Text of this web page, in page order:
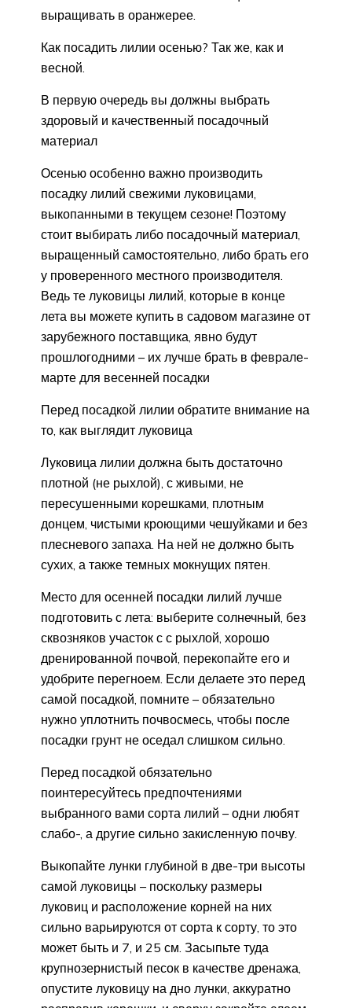
выращивать в оранжерее.
Как посадить лилии осенью? Так же, как и
весной.
В первую очередь вы должны выбрать
здоровый и качественный посадочный
материал
Осенью особенно важно производить
посадку лилий свежими луковицами,
выкопанными в текущем сезоне! Поэтому
стоит выбирать либо посадочный материал,
выращенный самостоятельно, либо брать его
у проверенного местного производителя.
Ведь те луковицы лилий, которые в конце
лета вы можете купить в садовом магазине от
зарубежного поставщика, явно будут
прошлогодними – их лучше брать в феврале-
марте для весенней посадки
Перед посадкой лилии обратите внимание на
то, как выглядит луковица
Луковица лилии должна быть достаточно
плотной (не рыхлой), с живыми, не
пересушенными корешками, плотным
донцем, чистыми кроющими чешуйками и без
плесневого запаха. На ней не должно быть
сухих, а также темных мокнущих пятен.
Место для осенней посадки лилий лучше
подготовить с лета: выберите солнечный, без
сквозняков участок с с рыхлой, хорошо
дренированной почвой, перекопайте его и
удобрите перегноем. Если делаете это перед
самой посадкой, помните – обязательно
нужно уплотнить почвосмесь, чтобы после
посадки грунт не оседал слишком сильно.
Перед посадкой обязательно
поинтересуйтесь предпочтениями
выбранного вами сорта лилий – одни любят
слабо-, а другие сильно закисленную почву.
Выкопайте лунки глубиной в две-три высоты
самой луковицы – поскольку размеры
луковиц и расположение корней на них
сильно варьируются от сорта к сорту, то это
может быть и 7, и 25 см. Засыпьте туда
крупнозернистый песок в качестве дренажа,
опустите луковицу на дно лунки, аккуратно